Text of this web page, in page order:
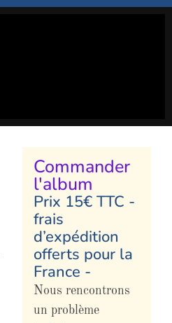
Commander
l'album
Prix 15€ TTC -
frais
d’expédition
offerts pour la
France -
Nous rencontrons
un problème